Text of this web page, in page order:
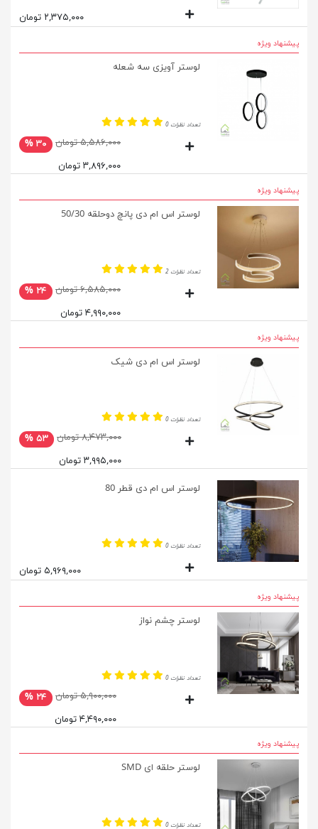
۲,۳۷۵,۰۰۰ تومان
پیشنهاد ویژه
لوستر آویزی سه شعله
تعداد نظرات 0
۵,۵۸۶,۰۰۰ تومان
۳۰ %
۳,۸۹۶,۰۰۰ تومان
پیشنهاد ویژه
لوستر اس ام دی پانچ دوحلقه 50/30
تعداد نظرات 2
۶,۵۸۵,۰۰۰ تومان
۲۴ %
۴,۹۹۰,۰۰۰ تومان
پیشنهاد ویژه
لوستر اس ام دی شیک
تعداد نظرات 0
۸,۴۷۳,۰۰۰ تومان
۵۳ %
۳,۹۹۵,۰۰۰ تومان
لوستر اس ام دی قطر 80
تعداد نظرات 0
۵,۹۶۹,۰۰۰ تومان
پیشنهاد ویژه
لوستر چشم نواز
تعداد نظرات 0
۵,۹۰۰,۰۰۰ تومان
۲۴ %
۴,۴۹۰,۰۰۰ تومان
پیشنهاد ویژه
لوستر حلقه ای SMD
تعداد نظرات 0